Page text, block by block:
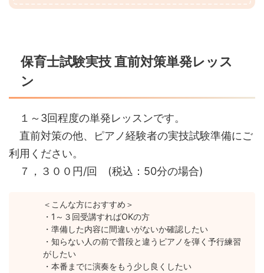
保育士試験実技 直前対策単発レッス
ン
１～3回程度の単発レッスンです。
直前対策の他、ピアノ経験者の実技試験準備にご
利用ください。
７，３００円/回 (税込：50分の場合)
＜こんな方におすすめ＞
・1～３回受講すればOKの方
・準備した内容に間違いがないか確認したい
・知らない人の前で普段と違うピアノを弾く予行練習
がしたい
・本番までに演奏をもう少し良くしたい